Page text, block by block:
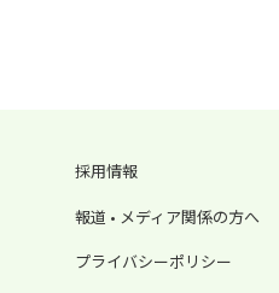
採用情報
報道 • メディア関係の方へ
プライバシーポリシー